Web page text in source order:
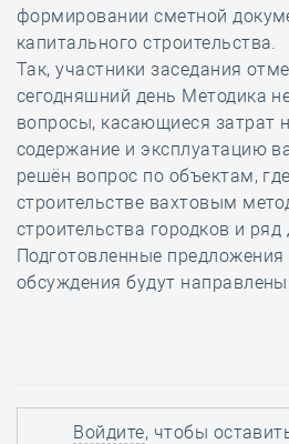
формировании сметной
капитального строительства.
Так, участники заседания
сегодняшний день Методика
вопросы, касающиеся затрат
содержание и эксплуатацию
решён вопрос по объектам,
строительстве вахтовым
строительства городков и ряд
Подготовленные предложения
обсуждения будут
Войдите, чтобы